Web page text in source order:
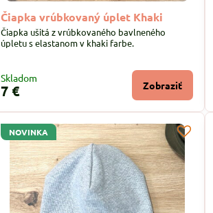
Čiapka vrúbkovaný úplet Khaki
Čiapka ušitá z vrúbkovaného bavlneného
úpletu s elastanom v khaki farbe.
Skladom
7 € Zobraziť
NOVINKA